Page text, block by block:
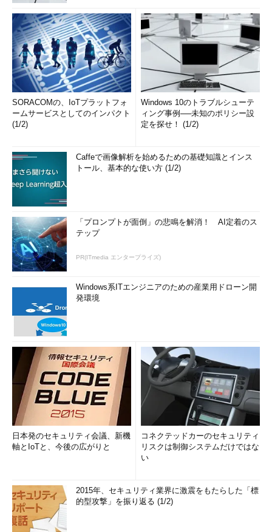
SORACOMの、IoTプラットフォ
ームサービスとしてのインパクト
(1/2)
Windows 10のトラブルシューテ
ィング事例──未知のポリシー設
定を探せ！ (1/2)
Caffeで画像解析を始めるための基礎知識とインス
トール、基本的な使い方 (1/2)
「プロンプトが面倒」の悲鳴を解消！ AI定着のス
テップ
PR(ITmedia エンタープライズ)
Windows系ITエンジニアのための産業用ドローン開
発環境
日本発のセキュリティ会議、新機
軸とIoTと、今後の広がりと
コネクテッドカーのセキュリティ
リスクは制御システムだけではな
い
2015年、セキュリティ業界に激震をもたらした「標
的型攻撃」を振り返る (1/2)